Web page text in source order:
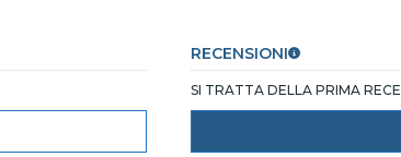
RECENSIONI
SI TRATTA DELLA PRIMA